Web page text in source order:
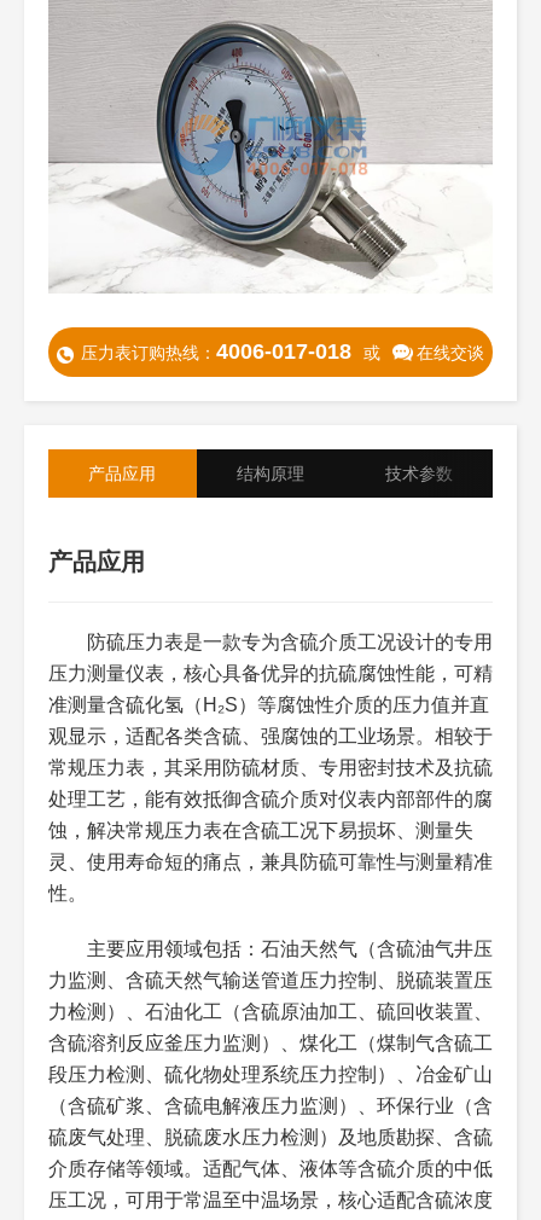
压力表订购热线： 4006-017-018 或 在线交谈
产品应用 结构原理 技术参数
产品应用
防硫压力表是一款专为含硫介质工况设计的专用
压力测量仪表，核心具备优异的抗硫腐蚀性能，可精
准测量含硫化氢（H₂S）等腐蚀性介质的压力值并直
观显示，适配各类含硫、强腐蚀的工业场景。相较于
常规压力表，其采用防硫材质、专用密封技术及抗硫
处理工艺，能有效抵御含硫介质对仪表内部部件的腐
蚀，解决常规压力表在含硫工况下易损坏、测量失
灵、使用寿命短的痛点，兼具防硫可靠性与测量精准
性。
主要应用领域包括：石油天然气（含硫油气井压
力监测、含硫天然气输送管道压力控制、脱硫装置压
力检测）、石油化工（含硫原油加工、硫回收装置、
含硫溶剂反应釜压力监测）、煤化工（煤制气含硫工
段压力检测、硫化物处理系统压力控制）、冶金矿山
（含硫矿浆、含硫电解液压力监测）、环保行业（含
硫废气处理、脱硫废水压力检测）及地质勘探、含硫
介质存储等领域。适配气体、液体等含硫介质的中低
压工况，可用于常温至中温场景，核心适配含硫浓度
参数名
称
参数规格 备注
测量范
围
表压：0~0.1MPA~60MPA（常
规）；真空表：-0.1~0MPA；压力真
空表：-0.1~1.6MPA，可定制量程
适配含硫介质中低压工
况，量程需覆盖介质最
大工作压力及波动范围
精度等
级
1.0级、1.6级（常规）；0.4级、0.6
级（精密级）
常规级适配工业含硫监
测，精密级适配含硫介
质计量、试验场景
防硫材
敏感元件：316L不锈钢、哈氏合金；
所有与含硫介质接触部
防硫等
级
符合GB/T 24925-2010标准；可耐受
硫化氢浓度≤1000PPM（常规），可
定制更高浓度款
适配不同含硫浓度工
况，常规款可满足绝大
多数工业含硫场景需求
度
环境温度：-40℃~85℃；介质温
度：-20℃~150℃（常规），可定制
介质温度超出150℃需
加装冷却装置，避免影
连接方
式
螺纹连接：M20×1.5、G1/2（常
规）；法兰连接（可选，DN15、
DN25）
连接部位均做防硫处
理，密封严密，防止含
硫介质泄漏和腐蚀
质
耐硫氟橡胶（常规）、聚四氟乙烯
（耐腐增强型）、金属密封垫（高
耐硫、耐腐、密封严
密，防止含硫介质渗入
安装前需严格核对防硫压力表的测量量程、精度
等级、防硫等级、连接方式及材质，确保与被测含硫
介质的浓度、特性、工况压力完全匹配；检查仪表外
壳无破损、指针归零正常、连接接口无损伤、密封件
完好，确认无运输碰撞损坏（防硫涂层易受冲击脱
落）。
安装位置选择介质流动平稳、无剧烈振动、无介
质冲击、便于读数和维护的区域，避免安装在高温、
强辐射、强电磁干扰、含硫介质冲刷剧烈的位置；安
螺纹（或法兰）连接需拧紧力矩均匀，确保密封严
密，防止含硫介质泄漏，避免腐蚀周边设备。
安装前需对连接接口进行清洁，去除杂质、油污
和铁锈，避免杂质进入仪表内部损坏防硫敏感元件，
或影响密封性能导致含硫介质渗入；连接部位可加装
专用耐硫密封垫，增强密封效果，进一步提升防硫防
护。
仪表投入使用前，需进行密封性测试，缓慢升压
至工作压力的1.2倍，保持30分钟无泄漏，方可正式
量程选型：根据被测含硫介质的最大工作压力和
压力波动范围选择，常规情况下，量程应大于最大工
作压力的1.2~1.5倍；压力波动较大、有冲击性的场
空压力选择真空表，测量正负压力选择压力真空表，
确保压力波动不超出量程。
精度等级选型：常规工业含硫监测场景（如含硫
管道、反应釜监测）选择1.0级、1.6级即可，兼顾精
度与性价比；含硫介质计量、精密试验、实验室场
景，选择0.4级、0.6级精密级，确保微小压力波动可
精准捕捉；对精度要求不高的经济型含硫场景，可选
择1.6级常规款。
防硫等级与材质选型（核心要点）：根据被测含